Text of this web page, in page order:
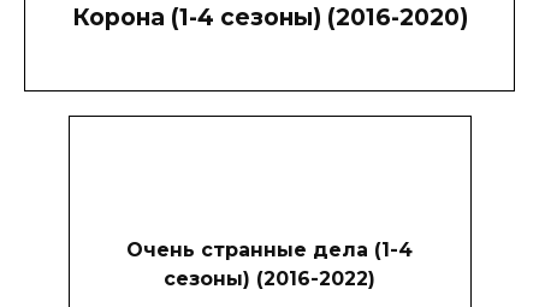
Корона (1-4 сезоны) (2016-2020)
Очень странные дела (1-4
сезоны) (2016-2022)